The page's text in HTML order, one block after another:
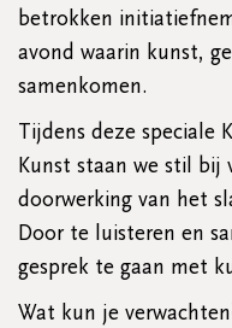
betrokken
avond waarin kunst,
samenkomen.
Tijdens deze speciale
Kunst staan we stil bij
doorwerking van het
Door te luisteren en
gesprek te gaan met
Wat kun je